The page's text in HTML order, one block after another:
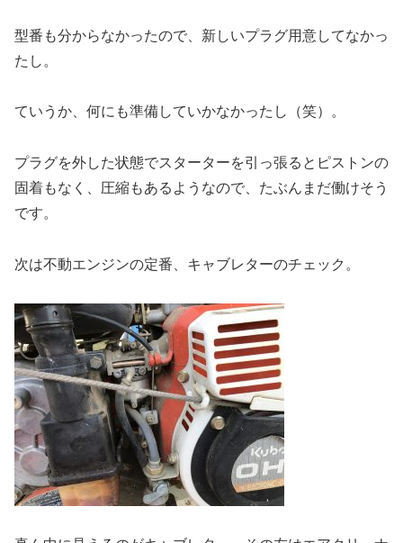
型番も分からなかったので、新しいプラグ用意してなかっ
たし。
ていうか、何にも準備していかなかったし（笑）。
プラグを外した状態でスターターを引っ張るとピストンの
固着もなく、圧縮もあるようなので、たぶんまだ働けそう
です。
次は不動エンジンの定番、キャブレターのチェック。